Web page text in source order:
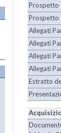
Prospetto
Prospetto
Allegati
Allegati
Allegati
Allegati
Estratto